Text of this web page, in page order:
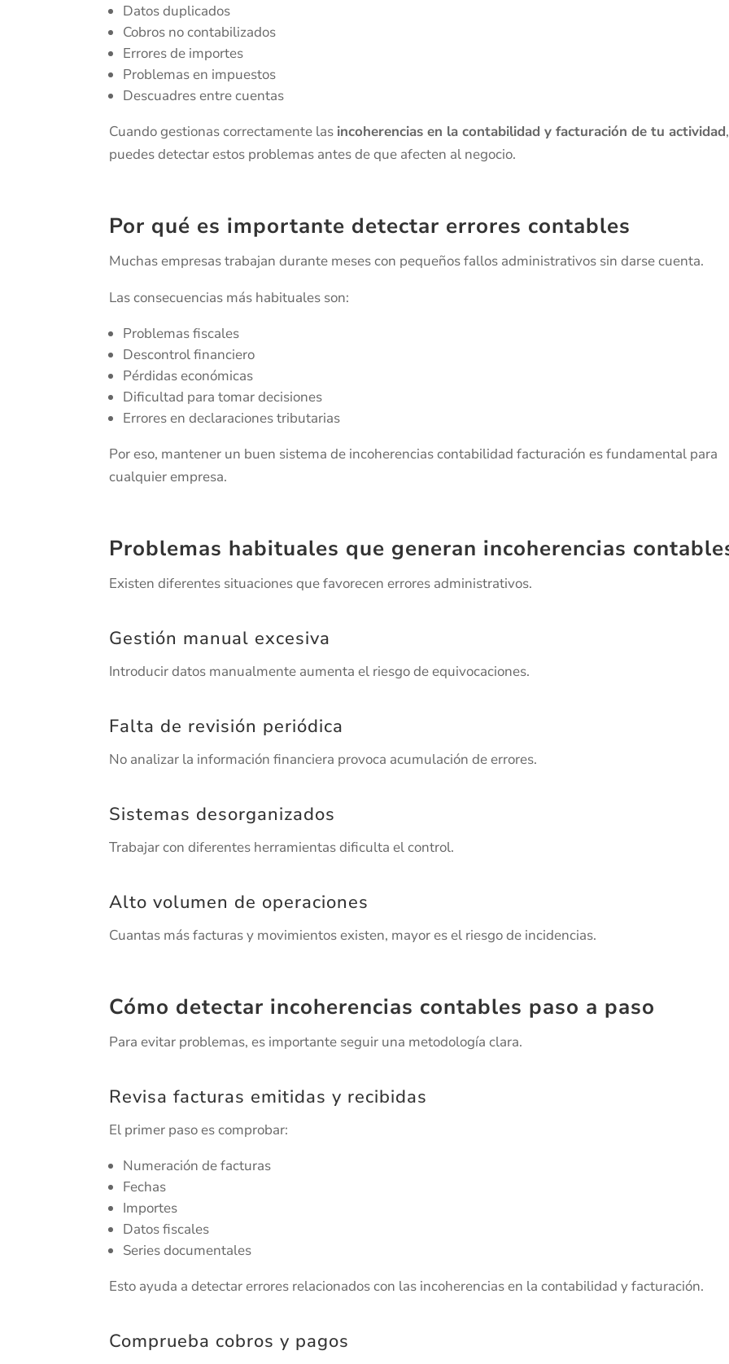
Datos duplicados
Cobros no contabilizados
Errores de importes
Problemas en impuestos
Descuadres entre cuentas
Cuando gestionas correctamente las incoherencias en la contabilidad y facturación de tu actividad,
puedes detectar estos problemas antes de que afecten al negocio.
Por qué es importante detectar errores contables
Muchas empresas trabajan durante meses con pequeños fallos administrativos sin darse cuenta.
Las consecuencias más habituales son:
Problemas fiscales
Descontrol financiero
Pérdidas económicas
Dificultad para tomar decisiones
Errores en declaraciones tributarias
Por eso, mantener un buen sistema de incoherencias contabilidad facturación es fundamental para
cualquier empresa.
Problemas habituales que generan incoherencias
Existen diferentes situaciones que favorecen errores administrativos.
Gestión manual excesiva
Introducir datos manualmente aumenta el riesgo de equivocaciones.
Falta de revisión periódica
No analizar la información financiera provoca acumulación de errores.
Sistemas desorganizados
Trabajar con diferentes herramientas dificulta el control.
Alto volumen de operaciones
Cuantas más facturas y movimientos existen, mayor es el riesgo de incidencias.
Cómo detectar incoherencias contables paso a paso
Para evitar problemas, es importante seguir una metodología clara.
Revisa facturas emitidas y recibidas
El primer paso es comprobar:
Numeración de facturas
Fechas
Importes
Datos fiscales
Series documentales
Esto ayuda a detectar errores relacionados con las incoherencias en la contabilidad y facturación.
Comprueba cobros y pagos